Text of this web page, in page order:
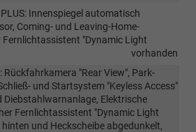
PLUS: Innenspiegel automatisch
Coming- und Leaving-Home-
"Dynamic Light
vorhanden
Rückfahrkamera "Rear View", Park-
und Startsystem "Keyless Access"
Diebstahlwarnanlage, Elektrische
Fernlichtassistent "Dynamic Light
und Heckscheibe abgedunkelt,